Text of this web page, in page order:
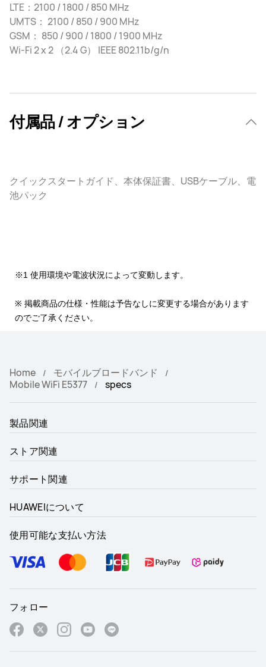
LTE：2100 / 1800 / 850 MHz
UMTS： 2100 / 850 / 900 MHz
GSM： 850 / 900 / 1800 / 1900 MHz
Wi-Fi 2 x 2 （2.4 G） IEEE 802.11b/g/n
付属品 / オプション
クイックスタートガイド、本体保証書、USBケーブル、電
池パック
※1 使用環境や電波状況によって変動します。
※ 掲載商品の仕様・性能は予告なしに変更する場合があります
のでご了承ください。
Home
モバイルブロードバンド
Mobile WiFi E5377
specs
製品関連
ストア関連
サポート関連
HUAWEIについて
使用可能な支払い方法
フォロー